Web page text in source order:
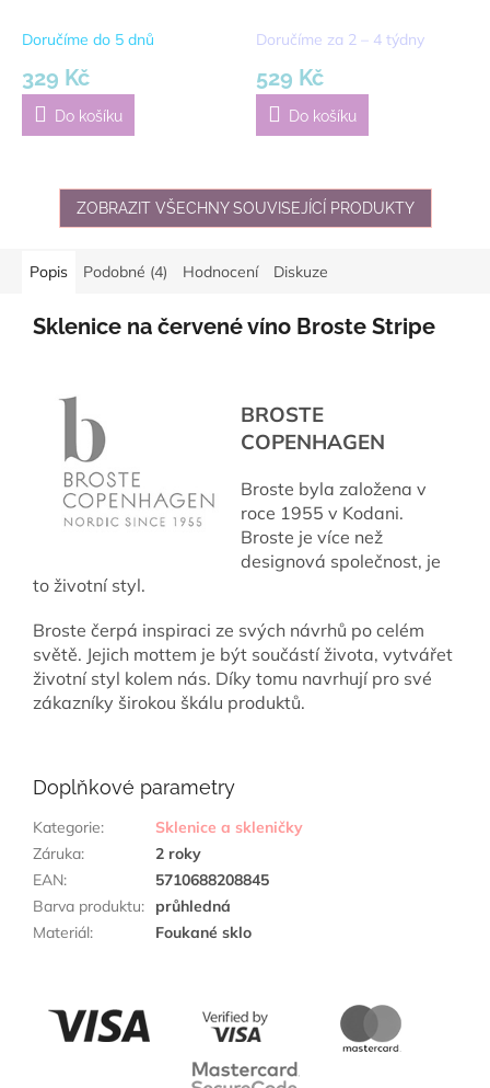
Doručíme do 5 dnů
329 Kč
Do košíku
Doručíme za 2 – 4 týdny
529 Kč
Do košíku
ZOBRAZIT VŠECHNY SOUVISEJÍCÍ PRODUKTY
Popis Podobné (4) Hodnocení Diskuze
Sklenice na červené víno Broste Stripe
BROSTE
COPENHAGEN
Broste byla založena v
roce 1955 v Kodani.
Broste je více než
designová společnost, je
to životní styl.
Broste čerpá inspiraci ze svých návrhů po celém
světě. Jejich mottem je být součástí života, vytvářet
životní styl kolem nás. Díky tomu navrhují pro své
zákazníky širokou škálu produktů.
Doplňkové parametry
Kategorie:
Sklenice a skleničky
Záruka:
2 roky
EAN:
5710688208845
Barva produktu:
průhledná
Materiál: Foukané sklo